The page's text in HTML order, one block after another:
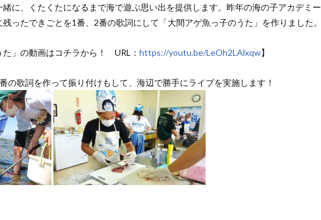
に、くたくたになるまで海で遊ぶ思い出を提供します。昨年の海の子アカデミー
ったできごとを1番、2番の歌詞にして「大間アゲ魚っ子のうた」を作りました。
た」の動画はコチラから！ URL： https://youtu.be/LeOh2LAlxqw】
の歌詞を作って振り付けもして、海辺で勝手にライブを実施します！